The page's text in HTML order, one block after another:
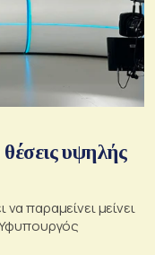
υψηλής
παραμείνει μείνει